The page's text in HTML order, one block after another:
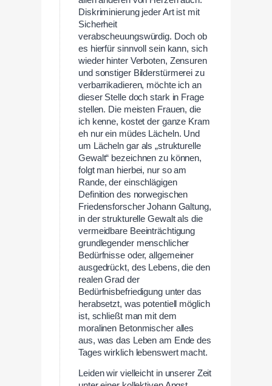
Diskriminierung jeder Art ist mit
Sicherheit
verabscheuungswürdig. Doch ob
es hierfür sinnvoll sein kann, sich
wieder hinter Verboten, Zensuren
und sonstiger Bilderstürmerei zu
verbarrikadieren, möchte ich an
dieser Stelle doch stark in Frage
stellen. Die meisten Frauen, die
ich kenne, kostet der ganze Kram
eh nur ein müdes Lächeln. Und
um Lächeln gar als „strukturelle
Gewalt“ bezeichnen zu können,
folgt man hierbei, nur so am
Rande, der einschlägigen
Definition des norwegischen
Friedensforscher Johann Galtung,
in der strukturelle Gewalt als die
vermeidbare Beeinträchtigung
grundlegender menschlicher
Bedürfnisse oder, allgemeiner
ausgedrückt, des Lebens, die den
realen Grad der
Bedürfnisbefriedigung unter das
herabsetzt, was potentiell möglich
ist, schließt man mit dem
moralinen Betonmischer alles
aus, was das Leben am Ende des
Tages wirklich lebenswert macht.
Leiden wir vielleicht in unserer Zeit